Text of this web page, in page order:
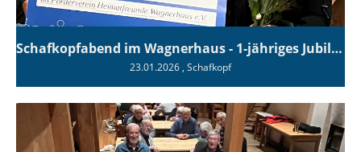
Schafkopfabend im Wagnerhaus - 1-jähriges Jubiläum
23.01.2026 , Schafkopf